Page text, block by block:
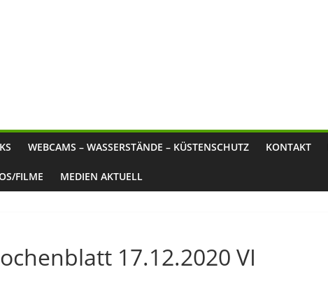
WEBCAMS – WASSERSTÄNDE – KÜSTENSCHUTZ KONTAKT
FILME MEDIEN AKTUELL
17.12.2020 VI